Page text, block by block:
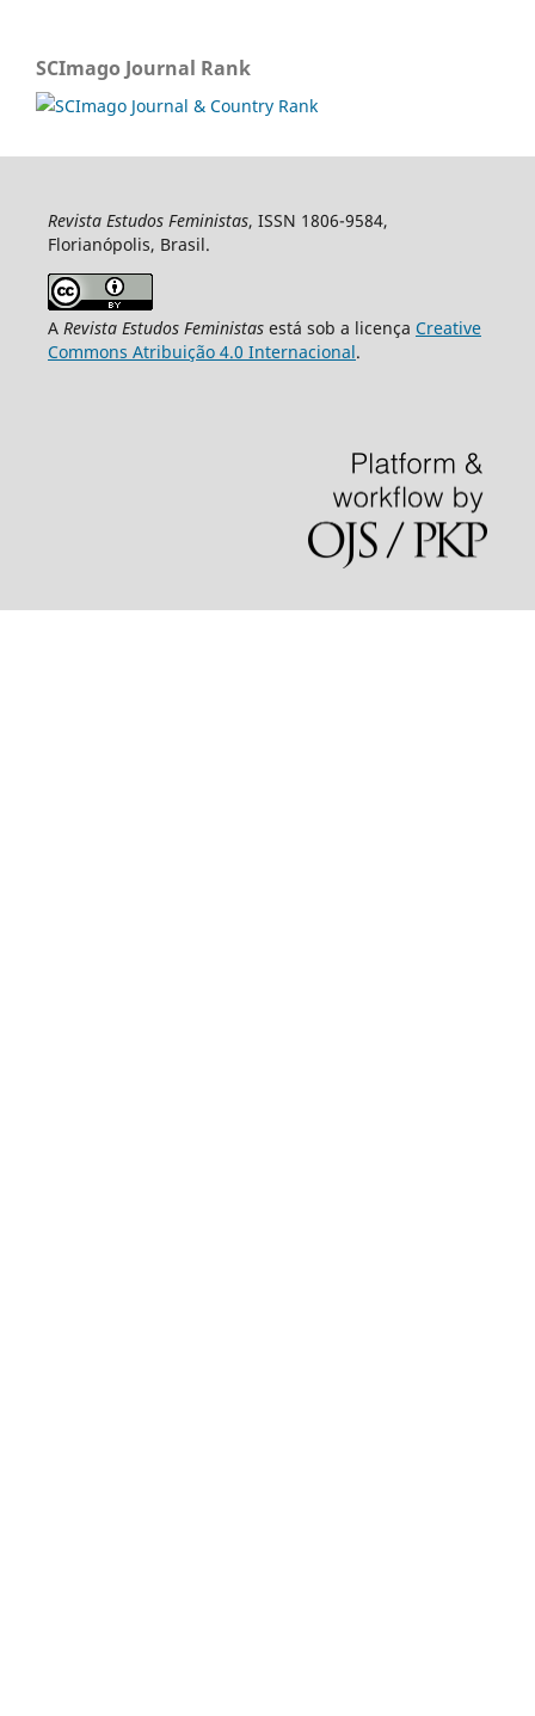
SCImago Journal Rank
Revista Estudos Feministas, ISSN 1806-9584,
Florianópolis, Brasil.
A Revista Estudos Feministasestá sob a licença Creative
Commons Atribuição 4.0 Internacional.